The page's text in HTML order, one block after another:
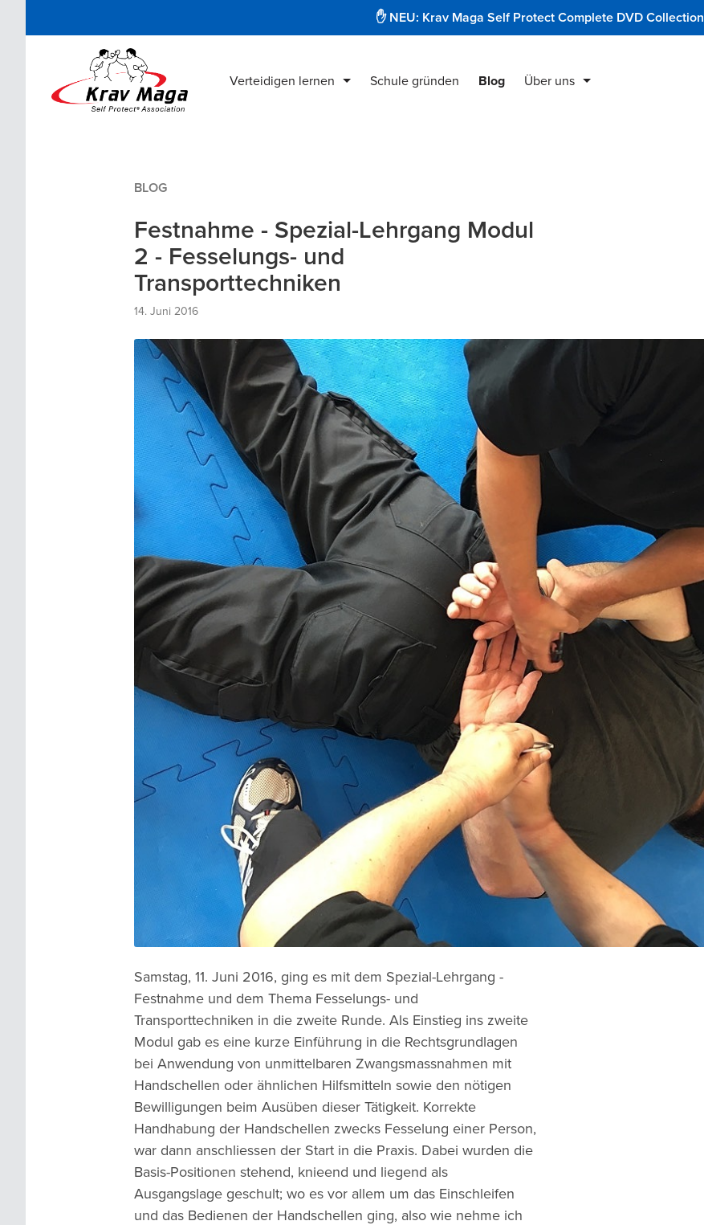
✋ NEU: Krav Maga Self Protect Complete DVD Collection
Verteidigen lernen
Krav Maga DVDs
Online Home Training
Schule gründen Blog Über uns
BLOG
Festnahme - Spezial-Lehrgang Modul
2 - Fesselungs- und
Transporttechniken
14. Juni 2016
Samstag, 11. Juni 2016, ging es mit dem Spezial-Lehrgang -
Festnahme und dem Thema Fesselungs- und
Transporttechniken in die zweite Runde. Als Einstieg ins zweite
Modul gab es eine kurze Einführung in die Rechtsgrundlagen
bei Anwendung von unmittelbaren Zwangsmassnahmen mit
Handschellen oder ähnlichen Hilfsmitteln sowie den nötigen
Bewilligungen beim Ausüben dieser Tätigkeit. Korrekte
Handhabung der Handschellen zwecks Fesselung einer Person,
war dann anschliessen der Start in die Praxis. Dabei wurden die
Basis-Positionen stehend, knieend und liegend als
Ausgangslage geschult; wo es vor allem um das Einschleifen
und das Bedienen der Handschellen ging, also wie nehme ich